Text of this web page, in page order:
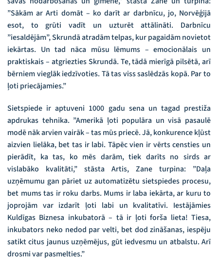
”Sākām ar Arti domāt – ko darīt ar darbnīcu, jo, Norvēģijā
esot, to grūti vadīt un uzturēt attālināti. Darbnīcu
”iesaldējām”, Skrundā atradām telpas, kur pagaidām novietot
iekārtas. Un tad nāca mūsu lēmums – emocionālais un
praktiskais – atgriezties Skrundā. Te, tādā mierīgā pilsētā, arī
bērniem vieglāk iedzīvoties. Tā tas viss saslēdzās kopā. Par to
ļoti priecājamies.”
Sietspiede ir aptuveni 1000 gadu sena un tagad prestiža
apdrukas tehnika. ”Amerikā ļoti populāra un visā pasaulē
modē nāk arvien vairāk – tas mūs priecē. Jā, konkurence kļūst
aizvien lielāka, bet tas ir labi. Tāpēc vien ir vērts censties un
pierādīt, ka tas, ko mēs darām, tiek darīts no sirds ar
vislabāko kvalitāti,” stāsta Artis, Zane turpina: ”Daļa
uzņēmumu gan pāriet uz automatizētu sietspiedes procesu,
bet mums tas ir roku darbs. Mums ir laba iekārta, ar kuru to
joprojām var izdarīt ļoti labi un kvalitatīvi. Iestājāmies
Kuldīgas Biznesa inkubatorā – tā ir ļoti forša lieta! Tiesa,
inkubators neko nedod par velti, bet dod zināšanas, iespēju
satikt citus jaunus uzņēmējus, gūt iedvesmu un atbalstu. Arī
drosmi var pasmelties.”